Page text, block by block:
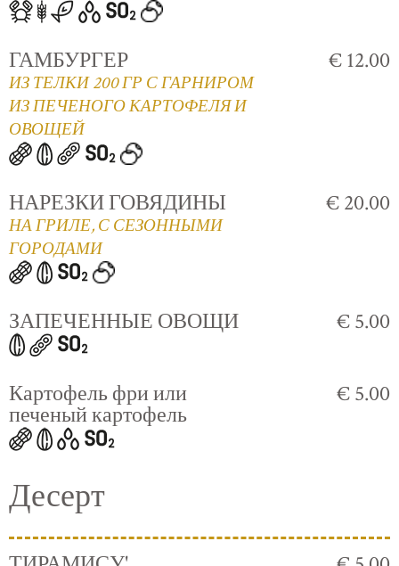
ГАМБУРГЕР
ИЗ ТЕЛКИ 200 ГР С ГАРНИРОМ
ИЗ ПЕЧЕНОГО КАРТОФЕЛЯ И
ОВОЩЕЙ
€ 12.00
НАРЕЗКИ ГОВЯДИНЫ
НА ГРИЛЕ, С СЕЗОННЫМИ
ГОРОДАМИ
€ 20.00
ЗАПЕЧЕННЫЕ ОВОЩИ € 5.00
Картофель фри или
печеный картофель
€ 5.00
Десерт